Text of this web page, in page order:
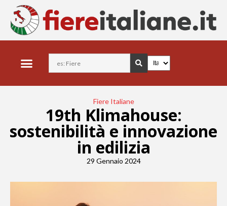
Fiere Italiane
19th Klimahouse:
sostenibilità e innovazione
in edilizia
29 Gennaio 2024